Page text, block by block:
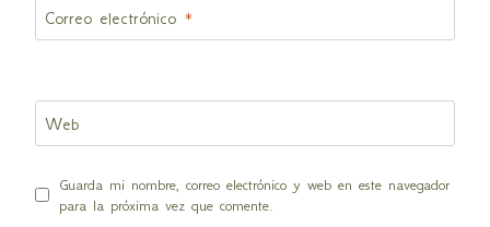
Correo electrónico *
Web
Guarda mi nombre, correo electrónico y web en este navegador
para la próxima vez que comente.